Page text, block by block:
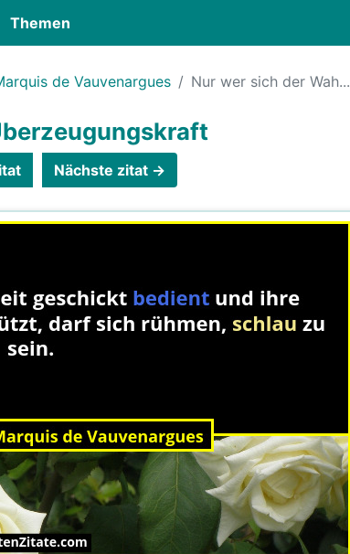
Themen
de Vauvenargues Nur wer sich der Wah...
Nächste zitat →